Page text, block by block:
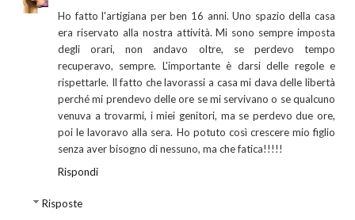
Ho fatto l'artigiana per ben 16 anni. Uno spazio della casa
era riservato alla nostra attività. Mi sono sempre imposta
degli orari, non andavo oltre, se perdevo tempo
recuperavo, sempre. L'importante è darsi delle regole e
rispettarle. Il fatto che lavorassi a casa mi dava delle libertà
perché mi prendevo delle ore se mi servivano o se qualcuno
venuva a trovarmi, i miei genitori, ma se perdevo due ore,
poi le lavoravo alla sera. Ho potuto così crescere mio figlio
senza aver bisogno di nessuno, ma che fatica!!!!!
Rispondi
Risposte